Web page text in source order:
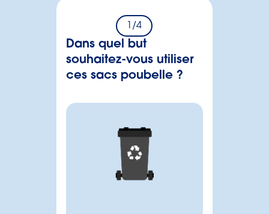
/4
Dans quel but
souhaitez-vous utiliser
ces sacs poubelle ?